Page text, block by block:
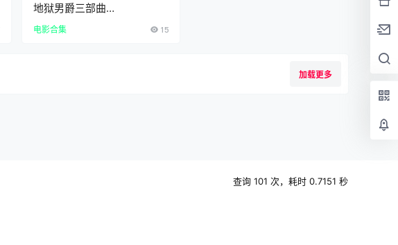
地狱男爵三部曲
HellboyTrilogy4K蓝光原盘
中英双字未删减版迅雷百度云
电影合集 15
加载更多
查询 101 次，耗时 0.7151 秒